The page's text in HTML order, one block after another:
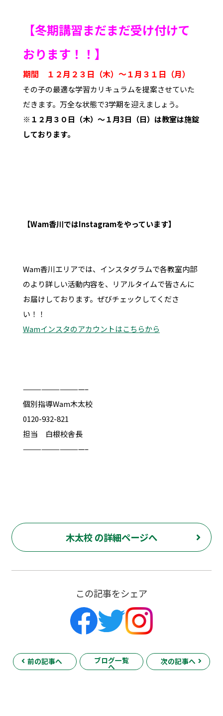
【冬期講習まだまだ受け付けて
おります！！】
期間 １２月２３日（木）～１月３１日（月）
その子の最適な学習カリキュラムを提案させていた
だきます。万全な状態で3学期を迎えましょう。
※１２月３０日（木）～１月3日（日）は教室は施錠
しております。
【Wam香川ではInstagramをやっています】
Wam香川エリアでは、インスタグラムで各教室内部
のより詳しい活動内容を、リアルタイムで皆さんに
お届けしております。ぜびチェックしてくださ
い！！
Wamインスタのアカウントはこちらから
——————————–
個別指導Wam木太校
0120-932-821
担当 白根校舎長
——————————–
木太校 の詳細ページへ
この記事をシェア
前の記事へ ブログ一覧
へ
次の記事へ